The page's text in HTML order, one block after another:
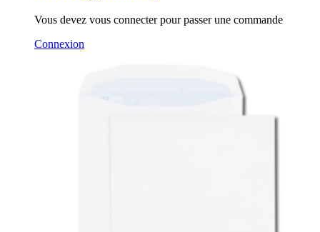
Vous devez vous connecter pour passer une commande
Connexion